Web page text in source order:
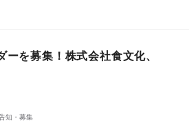
を募集！株式会社食文化、
知・募集